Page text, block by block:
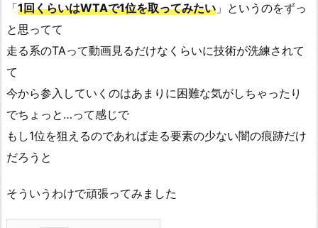
「1回くらいはWTAで1位を取ってみたい 」というのをずっ
と思ってて
走る系のTAって動画見るだけなくらいに技術が洗練されて
て
今から参入していくのはあまりに困難な気がしちゃったり
でちょっと…って感じで
もし1位を狙えるのであれば走る要素の少ない闇の痕跡だけ
だろうと
そういうわけで頑張ってみました